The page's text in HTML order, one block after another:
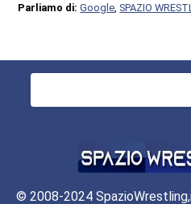
Parliamo di:Google ,SPAZIO
© 2008-2024